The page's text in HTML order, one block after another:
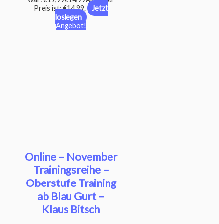
Preis ist: €14,99.
Jetzt
loslegen
Angebot!
Online – November
Trainingsreihe –
Oberstufe Training
ab Blau Gurt –
Klaus Bitsch